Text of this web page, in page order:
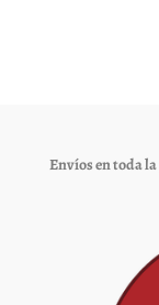
Envíos en toda